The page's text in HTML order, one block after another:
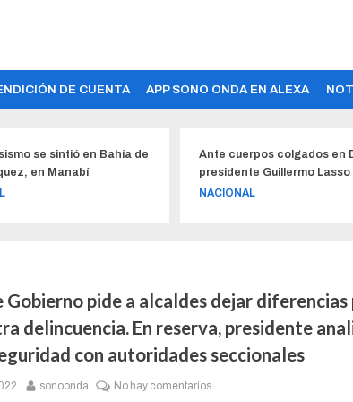
DE CUENTA APP SONO ONDA EN ALEXA
colgados en Durán,
Lasso dice: No nos
COE Nacional: Quedan
resoluciones sobre la
uso de mascarillas
NACIONAL
pide a alcaldes dejar diferencias
delincuencia. En reserva, presidente
con autoridades seccionales
sonoonda No hay comentarios